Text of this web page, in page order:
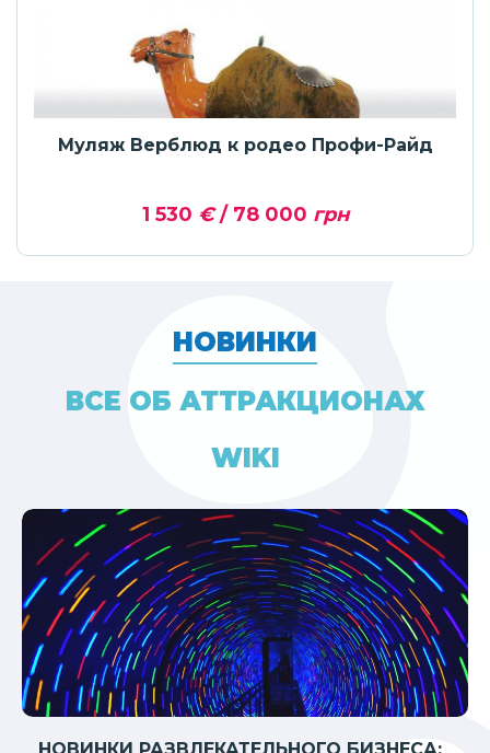
Муляж Верблюд к родео Профи-Райд
1 530 €/ 78 000 грн
НОВИНКИ
ВСЕ ОБ АТТРАКЦИОНАХ
WIKI